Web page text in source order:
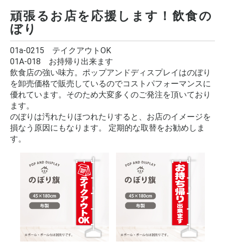
頑張るお店を応援します！飲食の
ぼり
01a-0215 テイクアウトOK
01A-018 お持帰り出来ます
飲食店の強い味方。ポップアンドディスプレイはのぼり
を卸売価格で販売しているのでコストパフォーマンスに
優れています。そのため大変多くのご発注を頂いており
ます。
のぼりは汚れたりほつれたりすると、お店のイメージを
損なう原因にもなります。 定期的な取替をお勧めしま
す。